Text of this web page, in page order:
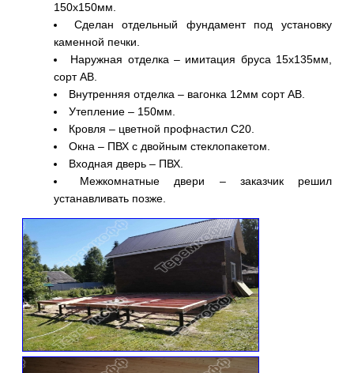
150х150мм.
Сделан отдельный фундамент под установку
каменной печки.
Наружная отделка – имитация бруса 15х135мм,
сорт АВ.
Внутренняя отделка – вагонка 12мм сорт АВ.
Утепление – 150мм.
Кровля – цветной профнастил С20.
Окна – ПВХ с двойным стеклопакетом.
Входная дверь – ПВХ.
Межкомнатные двери – заказчик решил
устанавливать позже.